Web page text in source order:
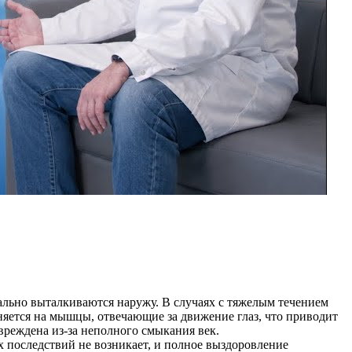
выталкиваются наружу. В случаях с тяжелым течением
на мышцы, отвечающие за движение глаз, что приводит
из-за неполного смыкания век.
не возникает, и полное выздоровление